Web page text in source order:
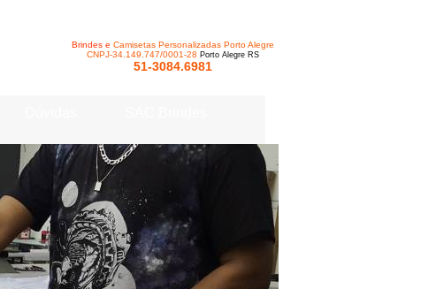
Brindes e Camisetas Personalizadas Porto Alegre
CNPJ-34.149.747/0001-28 Porto Alegre RS
51-3084.6981